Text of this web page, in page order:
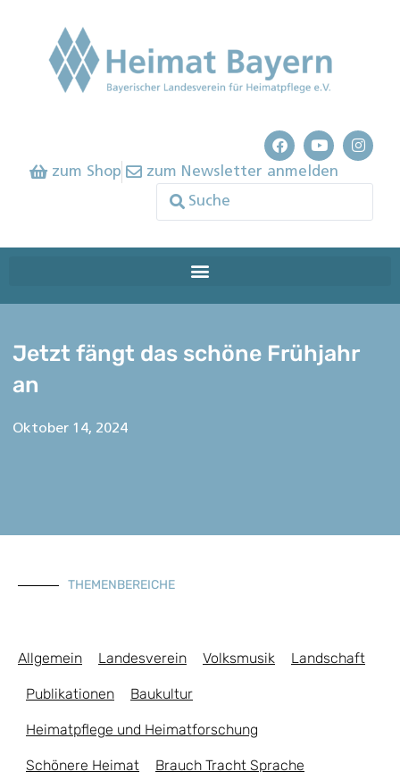
zum Shop zum Newsletter anmelden
Jetzt fängt das schöne Frühjahr
an
Oktober 14, 2024
THEMENBEREICHE
Allgemein Landesverein Volksmusik Landschaft
Publikationen Baukultur
Heimatpflege und Heimatforschung
Schönere Heimat Brauch Tracht Sprache